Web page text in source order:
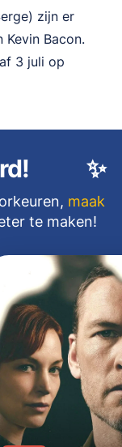
zijn er
Bacon.
3 juli op
✨
maak
te maken!